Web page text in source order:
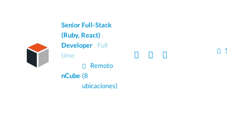
Senior Full-Stack
(Ruby, React)
Developer
Full
time
nCube·
Remoto
(8
ubicaciones)